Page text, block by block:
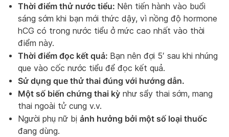
Thời điểm thử nước tiểu: Nên tiến hành vào buổi
sáng sớm khi bạn mới thức dậy, vì nồng độ hormone
hCG có trong nước tiểu ở mức cao nhất vào thời
điểm này.
Thời điểm đọc kết quả: Bạn nên đợi 5′ sau khi nhúng
que vào cốc nước tiểu để đọc kết quả.
Sử dụng que thử thai đúng với hướng dẫn.
Một số biến chứng thai kỳ như sẩy thai sớm, mang
thai ngoài tử cung v.v.
Người phụ nữ bị ảnh hưởng bởi một số loại thuốc
đang dùng.